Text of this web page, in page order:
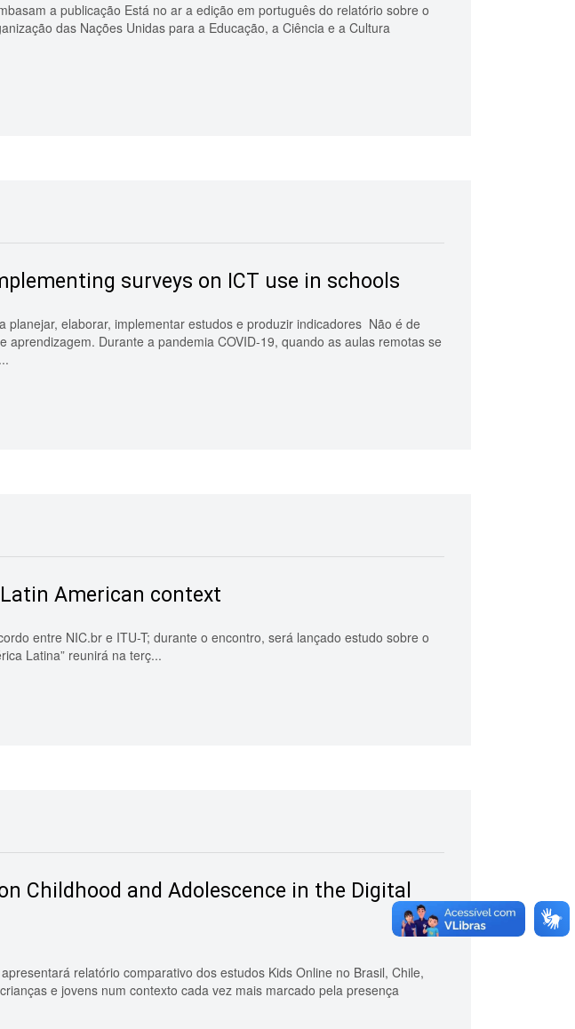
a publicação Está no ar a edição em português do relatório sobre o
das Nações Unidas para a Educação, a Ciência e a Cultura
surveys on ICT use in schools
elaborar, implementar estudos e produzir indicadores Não é de
Durante a pandemia COVID-19, quando as aulas remotas se
American context
entre NIC.br e ITU-T; durante o encontro, será lançado estudo sobre o
Latina” reunirá na terç...
Childhood and Adolescence in the Digital
relatório comparativo dos estudos Kids Online no Brasil, Chile,
e jovens num contexto cada vez mais marcado pela presença